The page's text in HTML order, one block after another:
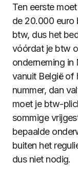
Ten eerste
de 20.000 euro
btw, dus het
vóórdat je btw
onderneming in
vanuit België of
nummer, dan
moet je btw-
sommige
bepaalde
buiten het
dus niet nodig.